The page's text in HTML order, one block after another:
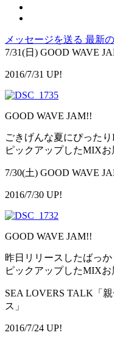
メッセージを送る 最新
7/31(日) GOOD WAVE
2016/7/31 UP!
GOOD WAVE JAM!!
ごきげんな夏にぴった
ピックアップしたMIXお
7/30(土) GOOD WAVE
2016/7/30 UP!
GOOD WAVE JAM!!
昨日リリースしたばっ
ピックアップしたMIXお
SEA LOVERS TALK「
ス」
2016/7/24 UP!